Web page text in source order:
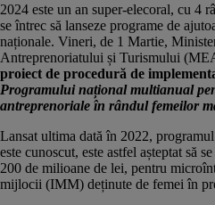
2024 este un an super-elecoral, cu 4
se întrec să lanseze programe de
naționale. Vineri, de 1 Martie,
Antreprenoriatului și Turismului
proiect de procedură de
Programului național multianual
antreprenoriale în rândul femeilor
Lansat ultima dată în 2022,
este cunoscut, este astfel așteptat să
200 de milioane de lei, pentru
mijlocii (IMM) deținute de femei în